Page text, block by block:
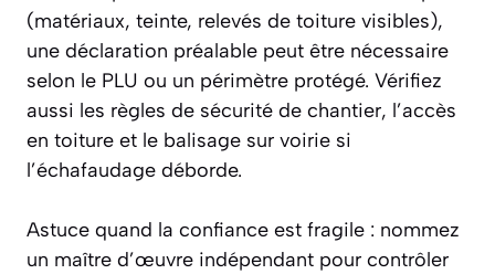
(matériaux, teinte, relevés de toiture visibles),
une déclaration préalable peut être nécessaire
selon le PLU ou un périmètre protégé. Vérifiez
aussi les règles de sécurité de chantier, l’accès
en toiture et le balisage sur voirie si
l’échafaudage déborde.
Astuce quand la confiance est fragile : nommez
un maître d’œuvre indépendant pour contrôler